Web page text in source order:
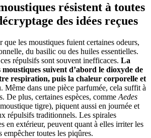
résistent à toutes
des idées reçues
que les moustiques fuient certaines odeurs,
du basilic ou des huiles essentielles.
répulsifs sont souvent inefficaces. La
moustiques suivent d’abord le dioxyde de
respiration, puis la chaleur corporelle et
. Même dans une pièce parfumée, cela suffit à
De plus, certaines espèces, comme Aedes
tigre), piquent aussi en journée et
répulsifs traditionnels. Les spirales
en extérieur, peuvent quant à elles irriter les
empêcher toutes les piqûres.